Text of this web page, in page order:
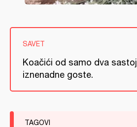
SAVET
Koačići od samo dva
iznenadne goste.
TAGOVI